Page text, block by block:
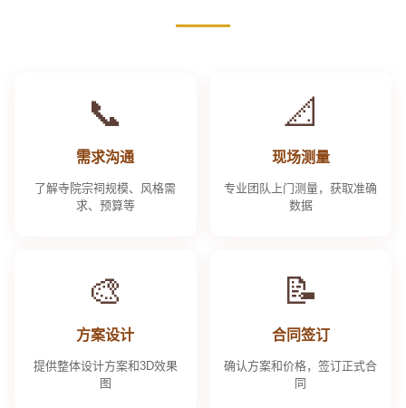
📞
需求沟通
了解寺院宗祠规模、风格需
求、预算等
📐
现场测量
专业团队上门测量，获取准确
数据
🎨
方案设计
提供整体设计方案和3D效果
图
📝
合同签订
确认方案和价格，签订正式合
同